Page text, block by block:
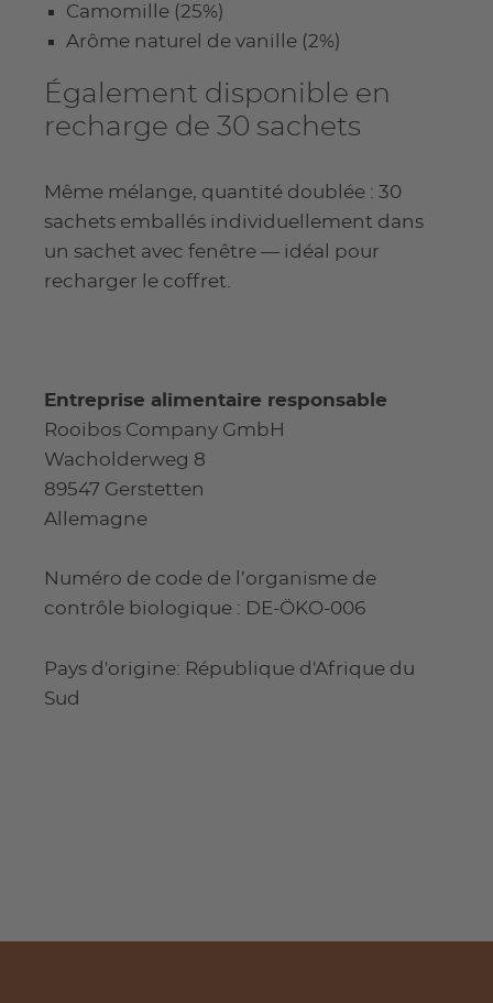
Camomille (25%)
Arôme naturel de vanille (2%)
Également disponible en
recharge de 30 sachets
Même mélange, quantité doublée : 30
sachets emballés individuellement dans
un sachet avec fenêtre — idéal pour
recharger le coffret.
Entreprise alimentaire responsable
Rooibos Company GmbH
Wacholderweg 8
89547 Gerstetten
Allemagne
Numéro de code de l’organisme de
contrôle biologique : DE-ÖKO-006
Pays d'origine: République d'Afrique du
Sud